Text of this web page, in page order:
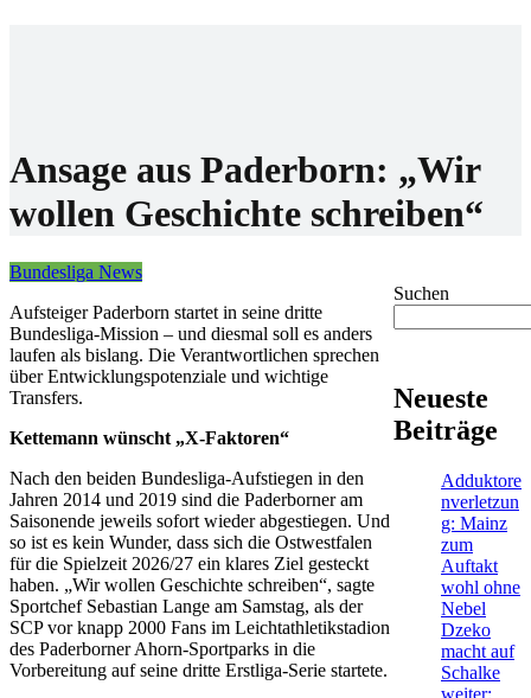
Ansage aus Paderborn: „Wir
wollen Geschichte schreiben“
Bundesliga News
Aufsteiger Paderborn startet in seine dritte
Bundesliga-Mission – und diesmal soll es anders
laufen als bislang. Die Verantwortlichen sprechen
über Entwicklungspotenziale und wichtige
Transfers.
Kettemann wünscht „X-Faktoren“
Nach den beiden Bundesliga-Aufstiegen in den
Jahren 2014 und 2019 sind die Paderborner am
Saisonende jeweils sofort wieder abgestiegen. Und
so ist es kein Wunder, dass sich die Ostwestfalen
für die Spielzeit 2026/27 ein klares Ziel gesteckt
haben. „Wir wollen Geschichte schreiben“, sagte
Sportchef Sebastian Lange am Samstag, als der
SCP vor knapp 2000 Fans im Leichtathletikstadion
des Paderborner Ahorn-Sportparks in die
Vorbereitung auf seine dritte Erstliga-Serie startete.
Suchen
Neueste
Beiträge
Adduktore
nverletzun
g: Mainz
zum
Auftakt
wohl ohne
Nebel
Dzeko
macht auf
Schalke
weiter: